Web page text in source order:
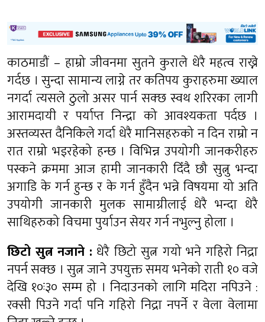
काठमाडौं – हाम्रो जीवनमा सुतने कुराले धेरै महत्व राख्ने
गर्दछ । सुन्दा सामान्य लाग्ने तर कतिपय कुराहरुमा ख्याल
नगर्दा त्यसले ठुलो असर पार्न सक्छ स्वथ शरिरका लागी
आरामदायी र पर्याप्त निन्द्रा को आवश्यकता पर्दछ ।
अस्तव्यस्त दैनिकिले गर्दा धेरै मानिसहरुको न दिन राम्रो न
रात राम्रो भइरहेको हन्छ । विभिन्न उपयोगी जानकरीहरु
पस्कने क्रममा आज हामी जानकारी दिँदै छौ सुत्नु भन्दा
अगाडि के गर्न हुन्छ र के गर्न हुँदैन भन्ने विषयमा यो अति
उपयोगी जानकारी मुलक सामाग्रीलाई धेरै भन्दा धेरै
साथिहरुको विचमा पुर्याउन सेयर गर्न नभुल्नु होला ।
छिटो सुत्न नजाने : धेरै छिटो सुत्न गयो भने गहिरो निद्रा
नपर्न सक्छ । सुत्न जाने उपयुक्त समय भनेको राती १० वजे
देखि १०ः३० सम्म हो । निदाउनको लागि मदिरा नपिउने :
रक्सी पिउने गर्दा पनि गहिरो निद्रा नपर्ने र वेला वेलामा